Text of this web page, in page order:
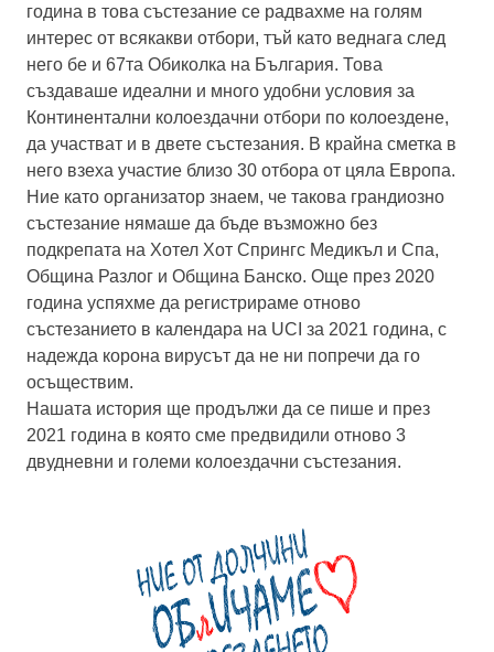
година в това състезание се радвахме на голям
интерес от всякакви отбори, тъй като веднага след
него бе и 67та Обиколка на България. Това
създаваше идеални и много удобни условия за
Континентални колоездачни отбори по колоездене,
да участват и в двете състезания. В крайна сметка в
него взеха участие близо 30 отбора от цяла Европа.
Ние като организатор знаем, че такова грандиозно
състезание нямаше да бъде възможно без
подкрепата на Хотел Хот Спрингс Медикъл и Спа,
Община Разлог и Община Банско. Още през 2020
година успяхме да регистрираме отново
състезанието в календара на UCI за 2021 година, с
надежда корона вирусът да не ни попречи да го
осъществим.
Нашата история ще продължи да се пише и през
2021 година в която сме предвидили отново 3
двудневни и големи колоездачни състезания.